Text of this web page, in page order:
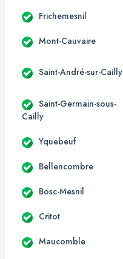
Frichemesnil
Mont-Cauvaire
Saint-André-sur-Cailly
Saint-Germain-sous-
Cailly
Yquebeuf
Bellencombre
Bosc-Mesnil
Critot
Maucomble